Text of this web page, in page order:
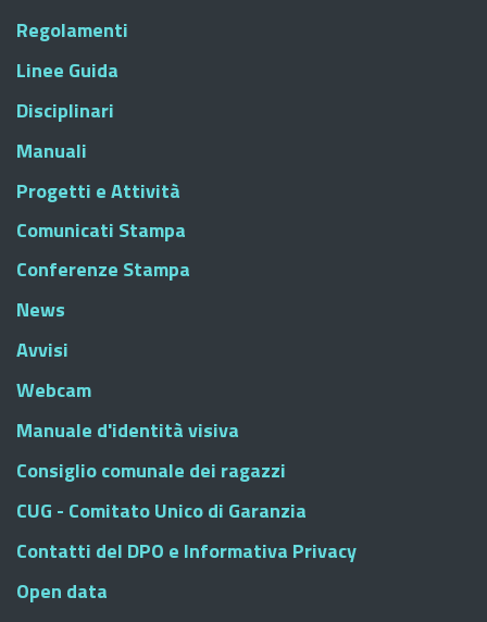
Regolamenti
Linee Guida
Disciplinari
Manuali
Progetti e Attività
Comunicati Stampa
Conferenze Stampa
News
Avvisi
Webcam
Manuale d'identità visiva
Consiglio comunale dei ragazzi
CUG - Comitato Unico di Garanzia
Contatti del DPO e Informativa Privacy
Open data